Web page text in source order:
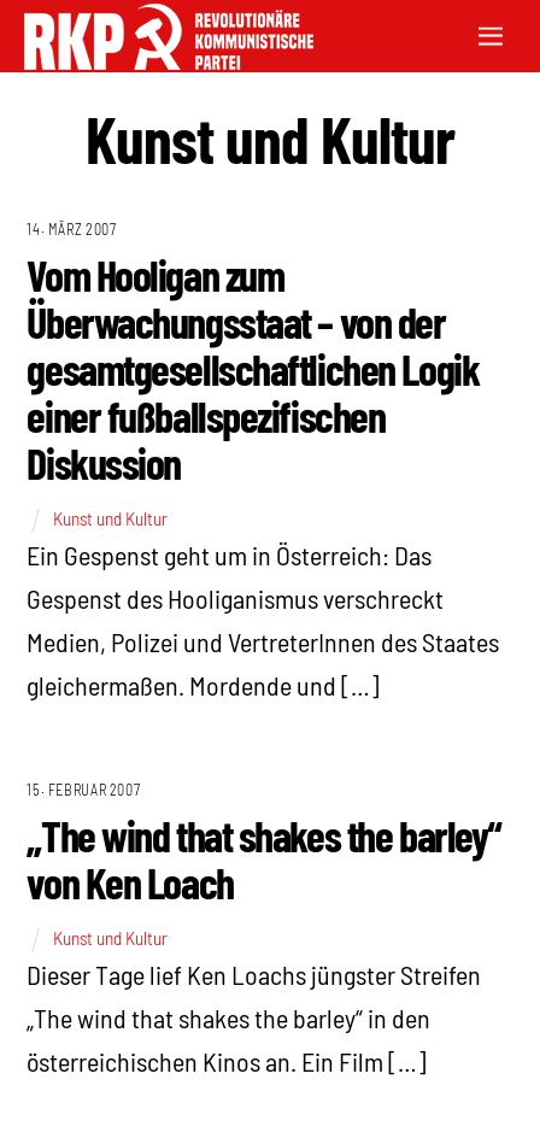
Kunst und Kultur
14. MÄRZ 2007
Vom Hooligan zum
Überwachungsstaat – von der
gesamtgesellschaftlichen Logik
einer fußballspezifischen
Diskussion
Kunst und Kultur
Ein Gespenst geht um in Österreich: Das
Gespenst des Hooliganismus verschreckt
Medien, Polizei und VertreterInnen des Staates
gleichermaßen. Mordende und […]
15. FEBRUAR 2007
„The wind that shakes the barley“
von Ken Loach
Kunst und Kultur
Dieser Tage lief Ken Loachs jüngster Streifen
„The wind that shakes the barley“ in den
österreichischen Kinos an. Ein Film […]